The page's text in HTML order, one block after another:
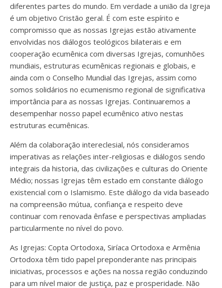
diferentes partes do mundo. Em verdade a união da Igreja
é um objetivo Cristão geral. É com este espírito e
compromisso que as nossas Igrejas estão ativamente
envolvidas nos diálogos teológicos bilaterais e em
cooperação ecumênica com diversas Igrejas, comunhões
mundiais, estruturas ecumênicas regionais e globais, e
ainda com o Conselho Mundial das Igrejas, assim como
somos solidários no ecumenismo regional de significativa
importância para as nossas Igrejas. Continuaremos a
desempenhar nosso papel ecumênico ativo nestas
estruturas ecumênicas.
Além da colaboração intereclesial, nós consideramos
imperativas as relações inter-religiosas e diálogos sendo
integrais da historia, das civilizações e culturas do Oriente
Médio; nossas Igrejas têm estado em constante diálogo
existencial com o Islamismo. Este diálogo da vida baseado
na compreensão mútua, confiança e respeito deve
continuar com renovada ênfase e perspectivas ampliadas
particularmente no nível do povo.
As Igrejas: Copta Ortodoxa, Siríaca Ortodoxa e Armênia
Ortodoxa têm tido papel preponderante nas principais
iniciativas, processos e ações na nossa região conduzindo
para um nível maior de justiça, paz e prosperidade. Não